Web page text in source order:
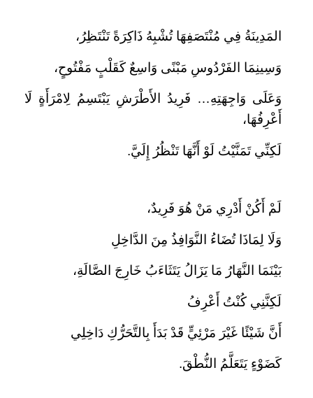
المَدِينَةُ فِي مُنْتَصَفِهَا تُشْبِهُ ذَاكِرَةً تَنْتَظِرُ،
وَسِينِمَا الفَرْدُوسِ مَبْنًى وَاسِعٌ كَقَلْبٍ مَفْتُوحٍ،
وَعَلَى وَاجِهَتِهِ… فَرِيدُ الأَطْرَشِ يَبْتَسِمُ لِامْرَأَةٍ لَا
أَعْرِفُهَا،
لَكِنِّي تَمَنَّيْتُ لَوْ أَنَّهَا تَنْظُرُ إِلَيَّ.
لَمْ أَكُنْ أَدْرِي مَنْ هُوَ فَرِيدٌ،
وَلَا لِمَاذَا تُضَاءُ النَّوَافِذُ مِنَ الدَّاخِلِ
بَيْنَمَا النَّهَارُ مَا يَزَالُ يَتَثَاءَبُ خَارِجَ الصَّالَةِ،
لَكِنَّنِي كُنْتُ أَعْرِفُ
أَنَّ شَيْئًا غَيْرَ مَرْئِيٍّ قَدْ بَدَأَ بِالتَّحَرُّكِ دَاخِلِي
كَضَوْءٍ يَتَعَلَّمُ النُّطْقَ.